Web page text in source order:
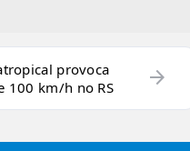
provoca
100 km/h no RS
arrow_forward